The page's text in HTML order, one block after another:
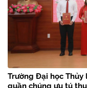
Trường Đại học
quần chúng ưu tú